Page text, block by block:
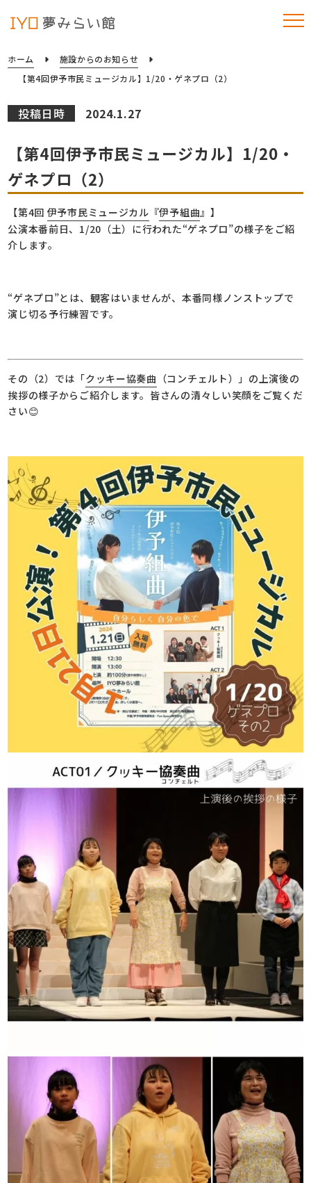
ホーム
施設からのお知らせ
【第4回伊予市民ミュージカル】1/20・ゲネプロ（2）
投稿日時 2024.1.27
【第4回伊予市民ミュージカル】1/20・
ゲネプロ（2）
【第4回 伊予市民ミュージカル 『伊予組曲』】
公演本番前日、1/20（土）に行われた“ゲネプロ”の様子をご紹
介します。
“ゲネプロ”とは、観客はいませんが、本番同様ノンストップで
演じ切る予行練習です。
その（2）では「クッキー協奏曲 （コンチェルト）」の上演後の
挨拶の様子からご紹介します。皆さんの清々しい笑顔をご覧くだ
さい😊